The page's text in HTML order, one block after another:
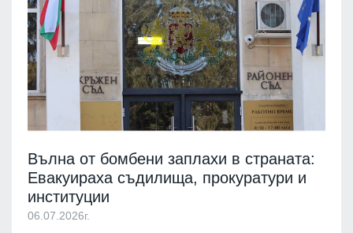
Вълна от бомбени заплахи в страната:
Евакуираха съдилища, прокуратури и
институции
06.07.2026г.